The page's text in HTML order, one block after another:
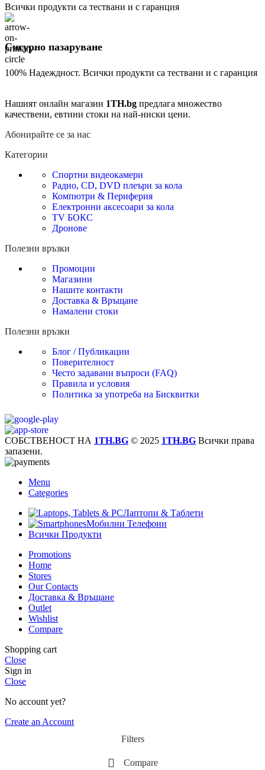
Всички продукти са тествани и с гаранция
Сигурно пазаруване
100% Надеждност. Всички продукти са тествани и с гаранция
Нашият онлайн магазин 1TH.bg предлага множество
качествени, евтини стоки на най-ниски цени.
Абонирайте се за нас
Категории
Спортни видеокамери
Радио, CD, DVD плеъри за кола
Компютри & Периферия
Електронни аксесоари за кола
TV БОКС
Дронове
Полезни връзки
Промоции
Магазини
Нашите контакти
Доставка & Връщане
Намалени стоки
Полезни връзки
Блог / Публикации
Поверителност
Често задавани въпроси (FAQ)
Правила и условия
Политика за употреба на Бисквитки
СОБСТВЕНОСТ НА 1TH.BG © 2025 1TH.BG Всички права
запазени.
Menu
Categories
Лаптопи & Таблети
Мобилни Телефони
Всички Продукти
Promotions
Home
Stores
Our Contacts
Доставка & Връщане
Outlet
Wishlist
Compare
Shopping cart
Close
Sign in
Close
No account yet?
Create an Account
Filters
Compare